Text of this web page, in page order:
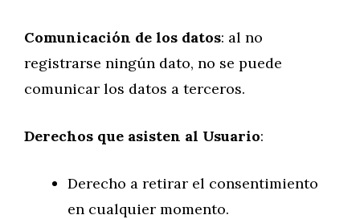
Comunicación de los datos: al no
registrarse ningún dato, no se puede
comunicar los datos a terceros.
Derechos que asisten al Usuario:
Derecho a retirar el consentimiento
en cualquier momento.